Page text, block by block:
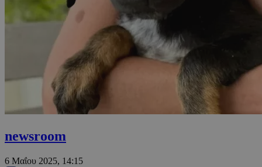
newsroom
6 Μαΐου 2025, 14:15